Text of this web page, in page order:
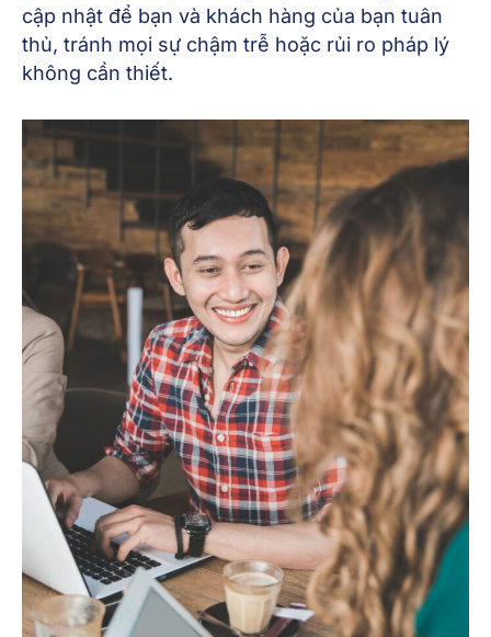
cập nhật để bạn và khách hàng của bạn tuân
thủ, tránh mọi sự chậm trễ hoặc rủi ro pháp lý
không cần thiết.